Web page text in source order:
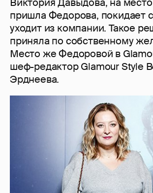
Виктория Давыдова, на
пришла Федорова, покидает
уходит из компании. Такое
приняла по собственному
Место же Федоровой в
шеф-редактор Glamour Style
Эрднеева.